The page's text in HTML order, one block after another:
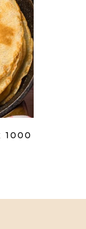
1000